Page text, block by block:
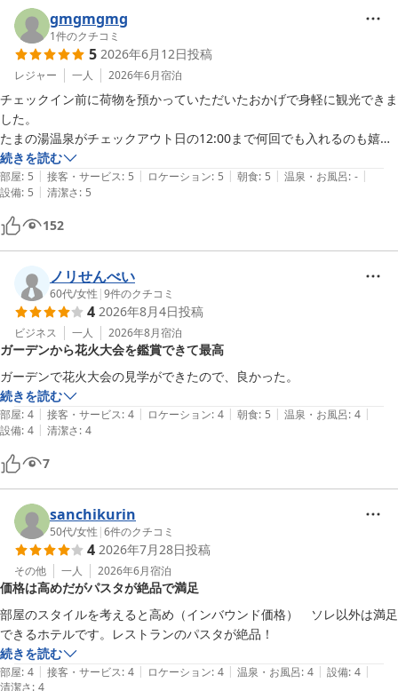
が気にならず、お料理もボリュームもよく素材の味を楽しめる優しい味
つけで楽しめました。
gmgmgmg
1件のクチコミ
5 2026年6月12日投稿
レジャー 一人 2026年6月宿泊
チェックイン前に荷物を預かっていただいたおかげで身軽に観光できま
した。
たまの湯温泉がチェックアウト日の12:00まで何回でも入れるのも嬉し
かったです。
化粧水等のアメニティは無かったと思いますがたまの湯にあるので、朝
風呂行くか朝の分だけ持って行くだけでいいなと思いました。
続きを読む
部屋: 5 | 接客・サービス: 5 | ロケーション: 5 | 朝食: 5 | 温泉・お風呂: - |
設備: 5 | 清潔さ: 5
152
ノリせんべい
60代/女性 |9件のクチコミ
4 2026年8月4日投稿
ビジネス 一人 2026年8月宿泊
ガーデンから花火大会を鑑賞できて最高
ガーデンで花火大会の見学ができたので、良かった。
続きを読む
部屋: 4 | 接客・サービス: 4 | ロケーション: 4 | 朝食: 5 | 温泉・お風呂: 4 |
設備: 4 | 清潔さ: 4
7
sanchikurin
50代/女性 |6件のクチコミ
4 2026年7月28日投稿
その他 一人 2026年6月宿泊
価格は高めだがパスタが絶品で満足
部屋のスタイルを考えると高め（インバウンド価格）　ソレ以外は満足
できるホテルです。レストランのパスタが絶品！
続きを読む
部屋: 4 | 接客・サービス: 4 | ロケーション: 4 | 温泉・お風呂: 4 | 設備: 4 |
清潔さ: 4